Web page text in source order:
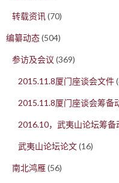
转载资讯(70)
编纂动态(504)
参访及会议 (369)
2015.11.8厦门座谈会文件
2015.11.8厦门座谈会筹备
2016.10，武夷山论坛筹备
武夷山论坛论文(16)
南北鸿雁(56)